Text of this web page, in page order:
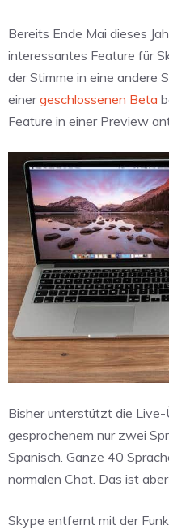
Bereits Ende Mai dieses
interessantes Feature für
der Stimme in eine andere
einergeschlossenen Beta
Feature in einer Preview
Bisher unterstützt die
gesprochenem nur zwei
Spanisch. Ganze 40
normalen Chat. Das ist
Skype entfernt mit der